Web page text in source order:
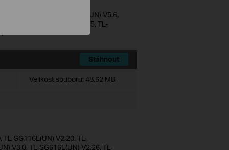
V6, TL-SG116E(UN)
V2/V3/V4/V5, TL-SG605E(UN) V5.6,
V1/V2/V3/V4/V5, TL-
Stáhnout
Velikost souboru: 48.62 MB
SG116E(UN) V2.20, TL-
V3.0, TL-SG616E(UN) V2.26, TL-